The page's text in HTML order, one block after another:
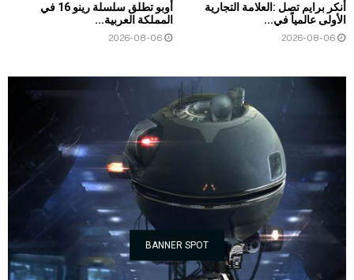
أنكر برايم تصل :العلامة التجارية
الأولى عالمياً في...
2026-08-06
أوبو تطلق سلسلة رينو 16 في
المملكة العربية...
2026-08-06
BANNER SPOT